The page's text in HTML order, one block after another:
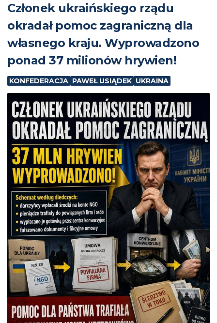
Członek ukraińskiego rządu
okradał pomoc zagraniczną dla
własnego kraju. Wyprowadzono
ponad 37 milionów hrywien!
KONFEDERACJA PAWEŁ USIĄDEK UKRAINA